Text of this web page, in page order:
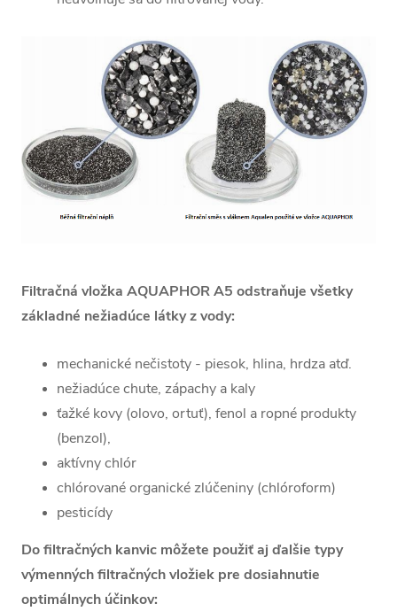
Filtračná vložka AQUAPHOR A5 odstraňuje všetky
základné nežiadúce látky z vody:
mechanické nečistoty - piesok, hlina, hrdza atď.
nežiadúce chute, zápachy a kaly
ťažké kovy (olovo, ortuť), fenol a ropné produkty
(benzol),
aktívny chlór
chlórované organické zlúčeniny (chlóroform)
pesticídy
Do filtračných kanvic môžete použiť aj ďalšie typy
výmenných filtračných vložiek pre dosiahnutie
optimálnych účinkov: